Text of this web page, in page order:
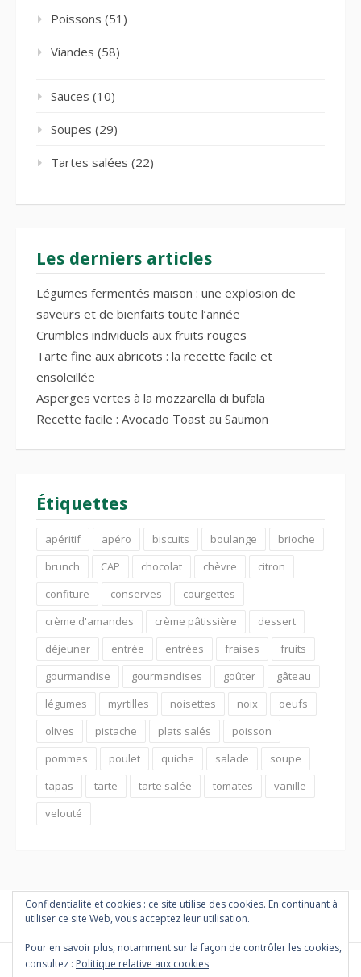
Poissons (51)
Viandes (58)
Sauces (10)
Soupes (29)
Tartes salées (22)
Les derniers articles
Légumes fermentés maison : une explosion de
saveurs et de bienfaits toute l’année
Crumbles individuels aux fruits rouges
Tarte fine aux abricots : la recette facile et
ensoleillée
Asperges vertes à la mozzarella di bufala
Recette facile : Avocado Toast au Saumon
Étiquettes
apéritif apéro biscuits boulange
brioche
brunch
CAP chocolat chèvre
citron
confiture
conserves
courgettes
crème d'amandes
crème pâtissière
dessert
déjeuner
entrée entrées fraises
fruits
gourmandise
gourmandises goûter
gâteau
légumes
myrtilles noisettes noix
oeufs
olives
pistache plats salés
poisson
pommes
poulet quiche salade
soupe
tapas
tarte tarte salée tomates
vanille
velouté
Copyright © 2026 PETITES MARMITES ET COMPAGNIE. Tous droits
Confidentialité et cookies : ce site utilise des cookies. En continuant à
utiliser ce site Web, vous acceptez leur utilisation.
Pour en savoir plus, notamment sur la façon de contrôler les cookies,
consultez : Politique relative aux cookies